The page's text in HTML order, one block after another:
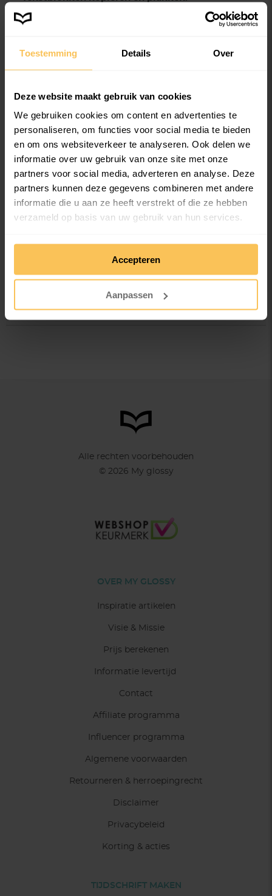
Toestemming Details Over
Deze website maakt gebruik van cookies
We gebruiken cookies om content en advertenties te
personaliseren, om functies voor social media te bieden
en om ons websiteverkeer te analyseren. Ook delen we
informatie over uw gebruik van onze site met onze
partners voor social media, adverteren en analyse. Deze
partners kunnen deze gegevens combineren met andere
informatie die u aan ze heeft verstrekt of die ze hebben
verzameld op basis van uw gebruik van hun services.
We werken samen met36 derdendie uw gegevens
kunnen ontvangen en verwerken.
Accepteren
Aanpassen
Aantal pagina’s
Samen een boek, glossy of brochure
maken
Bestellen, betalen en bezorgen
Bestandscontrole voor je bestelt
Alle rechten voorbehouden
© 2026 My glossy
OVER MY GLOSSY
Inspiratie artikelen
Visie & Missie
Prijs berekenen
Informatie levertijd
Contact
Affiliate programma
Influencer programma
Algemene voorwaarden
Retourneren & herroepingrecht
Disclaimer
Privacybeleid
Korting & acties
TIJDSCHRIFT MAKEN